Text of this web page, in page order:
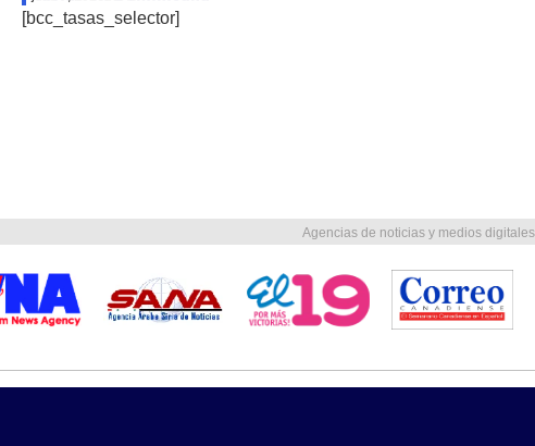
[bcc_tasas_selector]
Agencias de noticias y medios digitales